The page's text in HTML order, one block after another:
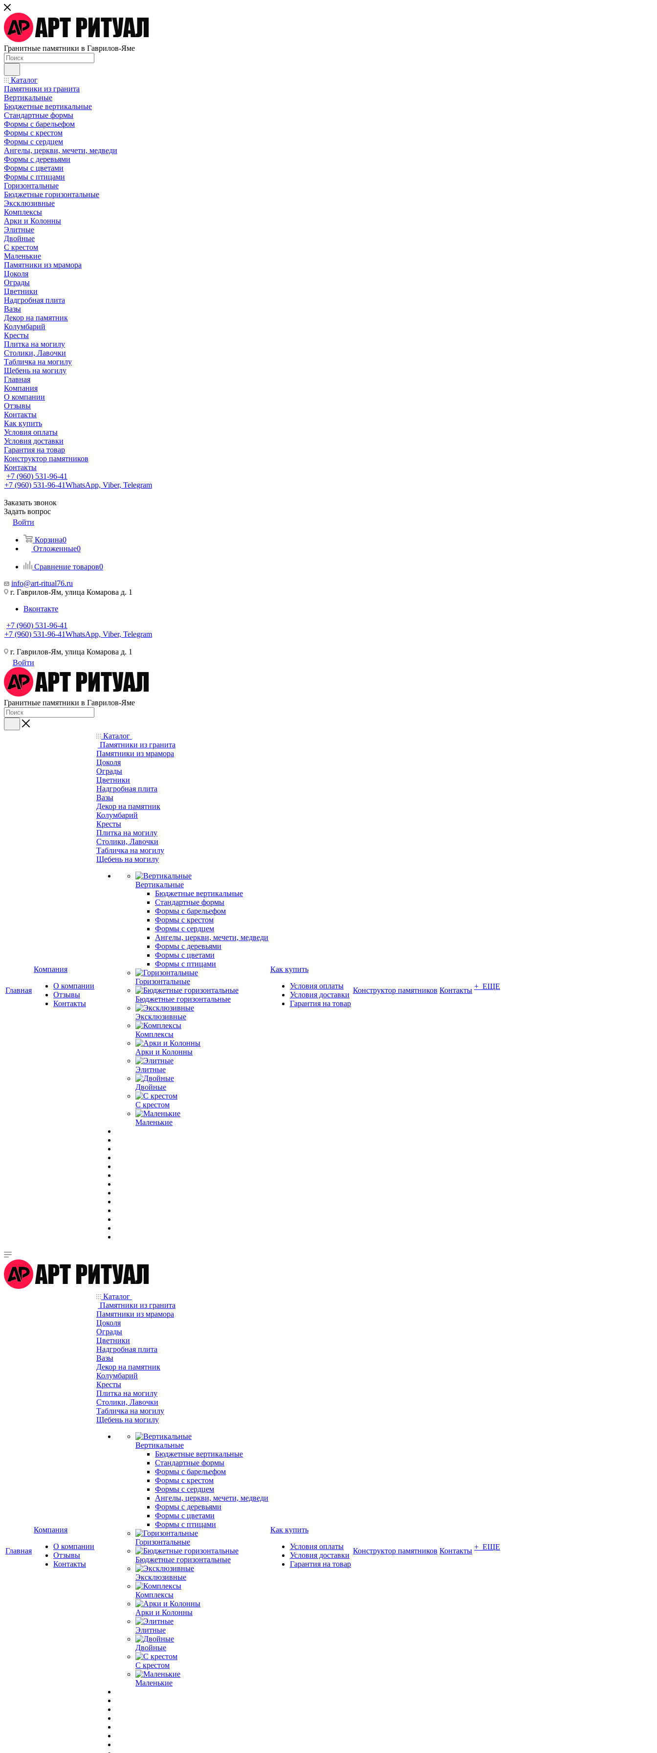
Гранитные памятники в Гаврилов-Яме
Каталог
Памятники из гранита
Вертикальные
Бюджетные вертикальные
Стандартные формы
Формы с барельефом
Формы с крестом
Формы с сердцем
Ангелы, церкви, мечети, медведи
Формы с деревьями
Формы с цветами
Формы с птицами
Горизонтальные
Бюджетные горизонтальные
Эксклюзивные
Комплексы
Арки и Колонны
Элитные
Двойные
С крестом
Маленькие
Памятники из мрамора
Цоколя
Ограды
Цветники
Надгробная плита
Вазы
Декор на памятник
Колумбарий
Кресты
Плитка на могилу
Столики, Лавочки
Табличка на могилу
Щебень на могилу
Главная
Компания
О компании
Отзывы
Контакты
Как купить
Условия оплаты
Условия доставки
Гарантия на товар
Конструктор памятников
Контакты
+7 (960) 531-96-41
+7 (960) 531-96-41WhatsApp, Viber, Telegram
Заказать звонок
Задать вопрос
Войти
Корзина0
Отложенные0
Сравнение товаров0
info@art-ritual76.ru
г. Гаврилов-Ям, улица Комарова д. 1
Вконтакте
+7 (960) 531-96-41
+7 (960) 531-96-41WhatsApp, Viber, Telegram
г. Гаврилов-Ям, улица Комарова д. 1
Войти
Гранитные памятники в Гаврилов-Яме
Главная
Компания
О компании
Отзывы
Контакты
Каталог
Памятники из гранита
Памятники из мрамора
Цоколя
Ограды
Цветники
Надгробная плита
Вазы
Декор на памятник
Колумбарий
Кресты
Плитка на могилу
Столики, Лавочки
Табличка на могилу
Щебень на могилу
Вертикальные
Бюджетные вертикальные
Стандартные формы
Формы с барельефом
Формы с крестом
Формы с сердцем
Ангелы, церкви, мечети, медведи
Формы с деревьями
Формы с цветами
Формы с птицами
Горизонтальные
Бюджетные горизонтальные
Эксклюзивные
Комплексы
Арки и Колонны
Элитные
Двойные
С крестом
Маленькие
Как купить
Условия оплаты
Условия доставки
Гарантия на товар
Конструктор памятников Контакты + ЕЩЕ
Главная
Компания
О компании
Отзывы
Контакты
Каталог
Памятники из гранита
Памятники из мрамора
Цоколя
Ограды
Цветники
Надгробная плита
Вазы
Декор на памятник
Колумбарий
Кресты
Плитка на могилу
Столики, Лавочки
Табличка на могилу
Щебень на могилу
Вертикальные
Бюджетные вертикальные
Стандартные формы
Формы с барельефом
Формы с крестом
Формы с сердцем
Ангелы, церкви, мечети, медведи
Формы с деревьями
Формы с цветами
Формы с птицами
Горизонтальные
Бюджетные горизонтальные
Эксклюзивные
Комплексы
Арки и Колонны
Элитные
Двойные
С крестом
Маленькие
Как купить
Условия оплаты
Условия доставки
Гарантия на товар
Конструктор памятников Контакты + ЕЩЕ